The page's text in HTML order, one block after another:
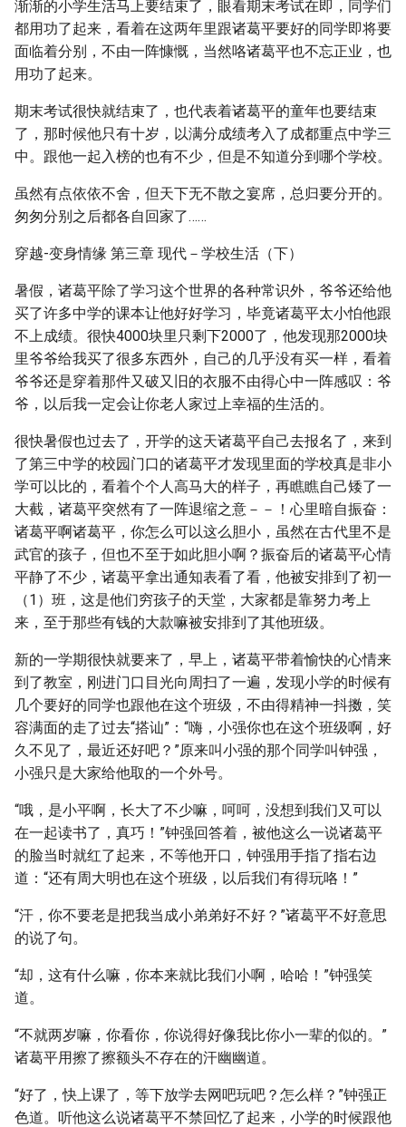
渐渐的小学生活马上要结束了，眼看期末考试在即，同学们
都用功了起来，看着在这两年里跟诸葛平要好的同学即将要
面临着分别，不由一阵慷慨，当然咯诸葛平也不忘正业，也
用功了起来。
期末考试很快就结束了，也代表着诸葛平的童年也要结束
了，那时候他只有十岁，以满分成绩考入了成都重点中学三
中。跟他一起入榜的也有不少，但是不知道分到哪个学校。
虽然有点依依不舍，但天下无不散之宴席，总归要分开的。
匆匆分别之后都各自回家了……
穿越-变身情缘 第三章 现代－学校生活（下）
暑假，诸葛平除了学习这个世界的各种常识外，爷爷还给他
买了许多中学的课本让他好好学习，毕竟诸葛平太小怕他跟
不上成绩。很快4000块里只剩下2000了，他发现那2000块
里爷爷给我买了很多东西外，自己的几乎没有买一样，看着
爷爷还是穿着那件又破又旧的衣服不由得心中一阵感叹：爷
爷，以后我一定会让你老人家过上幸福的生活的。
很快暑假也过去了，开学的这天诸葛平自己去报名了，来到
了第三中学的校园门口的诸葛平才发现里面的学校真是非小
学可以比的，看着个个人高马大的样子，再瞧瞧自己矮了一
大截，诸葛平突然有了一阵退缩之意－－！心里暗自振奋：
诸葛平啊诸葛平，你怎么可以这么胆小，虽然在古代里不是
武官的孩子，但也不至于如此胆小啊？振奋后的诸葛平心情
平静了不少，诸葛平拿出通知表看了看，他被安排到了初一
（1）班，这是他们穷孩子的天堂，大家都是靠努力考上
来，至于那些有钱的大款嘛被安排到了其他班级。
新的一学期很快就要来了，早上，诸葛平带着愉快的心情来
到了教室，刚进门口目光向周扫了一遍，发现小学的时候有
几个要好的同学也跟他在这个班级，不由得精神一抖擞，笑
容满面的走了过去“搭讪”：“嗨，小强你也在这个班级啊，好
久不见了，最近还好吧？”原来叫小强的那个同学叫钟强，
小强只是大家给他取的一个外号。
“哦，是小平啊，长大了不少嘛，呵呵，没想到我们又可以
在一起读书了，真巧！”钟强回答着，被他这么一说诸葛平
的脸当时就红了起来，不等他开口，钟强用手指了指右边
道：“还有周大明也在这个班级，以后我们有得玩咯！”
“汗，你不要老是把我当成小弟弟好不好？”诸葛平不好意思
的说了句。
“却，这有什么嘛，你本来就比我们小啊，哈哈！”钟强笑
道。
“不就两岁嘛，你看你，你说得好像我比你小一辈的似的。”
诸葛平用擦了擦额头不存在的汗幽幽道。
“好了，快上课了，等下放学去网吧玩吧？怎么样？”钟强正
色道。听他这么说诸葛平不禁回忆了起来，小学的时候跟他